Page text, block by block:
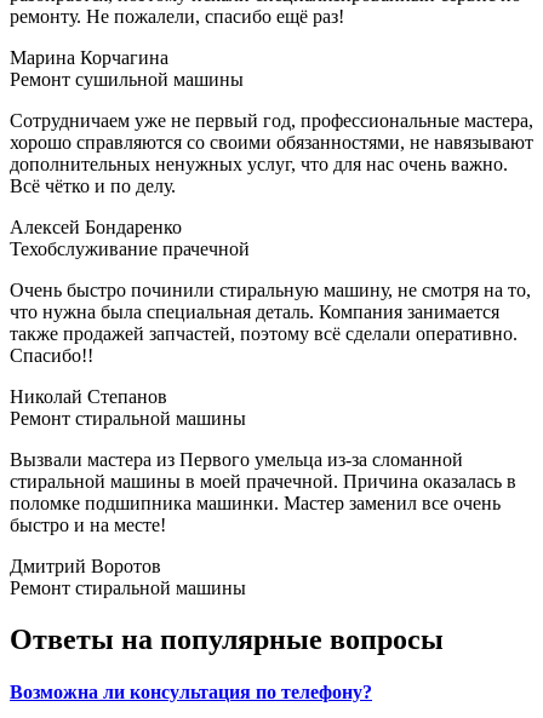
ремонту. Не пожалели, спасибо ещё раз!
Марина Корчагина
Ремонт сушильной машины
Сотрудничаем уже не первый год, профессиональные мастера,
хорошо справляются со своими обязанностями, не навязывают
дополнительных ненужных услуг, что для нас очень важно.
Всё чётко и по делу.
Алексей Бондаренко
Техобслуживание прачечной
Очень быстро починили стиральную машину, не смотря на то,
что нужна была специальная деталь. Компания занимается
также продажей запчастей, поэтому всё сделали оперативно.
Спасибо!!
Николай Cтепанов
Ремонт стиральной машины
Вызвали мастера из Первого умельца из-за сломанной
стиральной машины в моей прачечной. Причина оказалась в
поломке подшипника машинки. Мастер заменил все очень
быстро и на месте!
Дмитрий Воротов
Ремонт стиральной машины
Ответы на популярные вопросы
Возможна ли консультация по телефону?